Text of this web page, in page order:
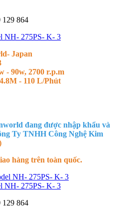
129 864
NH- 275PS- K- 3
Japan
- 90w, 2700 r.p.m
- 110 L/Phút
đang được nhập khẩu và
Ty TNHH Công Nghệ Kim
hàng trên toàn quốc.
NH- 275PS- K- 3
129 864